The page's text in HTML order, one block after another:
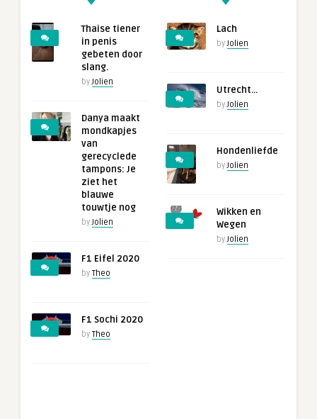
Thaise tiener
in penis
gebeten door
slang.
byJolien
Danya maakt
mondkapjes
van
gerecyclede
tampons: Je
ziet het
blauwe
touwtje nog
byJolien
F1 Eifel 2020
by Theo
F1 Sochi 2020
by Theo
Lach
byJolien
Utrecht…
byJolien
Hondenliefde
byJolien
Wikken en
Wegen
byJolien